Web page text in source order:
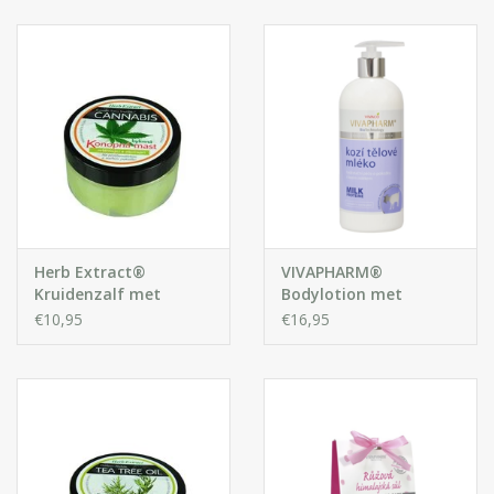
Parfum
Gift sets
Blog
Herb Extract®
Kruidenzalf met
Cannabis
€10,95
VIVAPHARM®
Bodylotion met
Geitenmelk
€16,95